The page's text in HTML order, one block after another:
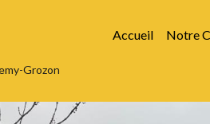
Grozon
Accueil Notre